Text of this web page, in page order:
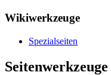
Wikiwerkzeuge
Spezialseiten
Seitenwerkzeuge